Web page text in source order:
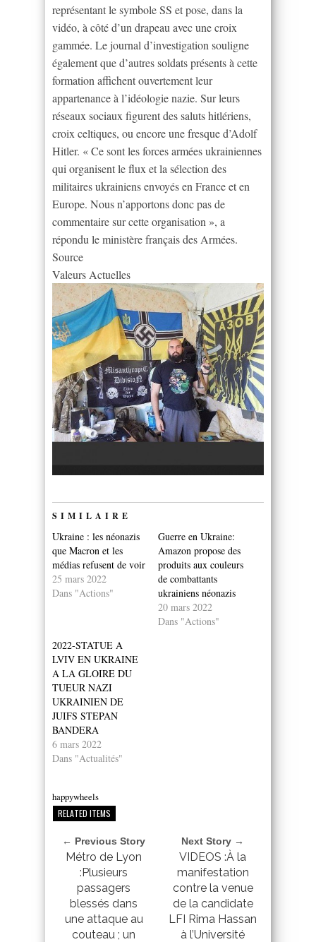
représentant le symbole SS et pose, dans la
vidéo, à côté d’un drapeau avec une croix
gammée. Le journal d’investigation souligne
également que d’autres soldats présents à cette
formation affichent ouvertement leur
appartenance à l’idéologie nazie. Sur leurs
réseaux sociaux figurent des saluts hitlériens,
croix celtiques, ou encore une fresque d’Adolf
Hitler. « Ce sont les forces armées ukrainiennes
qui organisent le flux et la sélection des
militaires ukrainiens envoyés en France et en
Europe. Nous n’apportons donc pas de
commentaire sur cette organisation », a
répondu le ministère français des Armées.
Source
Valeurs Actuelles
SIMILAIRE
Ukraine : les néonazis
que Macron et les
médias refusent de voir
25 mars 2022
Dans "Actions"
Guerre en Ukraine:
Amazon propose des
produits aux couleurs
de combattants
ukrainiens néonazis
20 mars 2022
Dans "Actions"
2022-STATUE A
LVIV EN UKRAINE
A LA GLOIRE DU
TUEUR NAZI
UKRAINIEN DE
JUIFS STEPAN
BANDERA
6 mars 2022
Dans "Actualités"
happywheels
RELATED ITEMS
← Previous Story
Métro de Lyon
:Plusieurs
passagers
blessés dans
une attaque au
couteau ; un
Next Story →
VIDEOS :À la
manifestation
contre la venue
de la candidate
LFI Rima Hassan
à l’Université